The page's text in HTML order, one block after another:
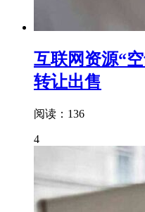
互联网资源“
转让出售
阅读：136
4